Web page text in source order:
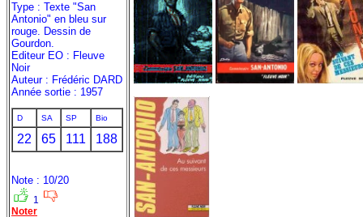
Type : Texte "San
Antonio" en bleu sur
rouge. Dessin de
Gourdon.
Editeur EO : Fleuve
Noir
Auteur : Frédéric DARD
Année sortie : 1957
D SA SP Bio
22 65 111 188
Note : 10/20
1
Noter